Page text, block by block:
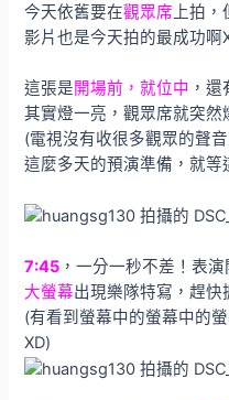
今天依舊要在觀眾席 上拍
影片也是今天拍的最成功啊
這張是開場前，就位中 ，
其實燈一亮，觀眾席就突
(電視沒有收很多觀眾的聲
這麼多天的預演準備，就等
7:45 ，一分一秒不差！表演
大螢幕出現樂隊特寫，趕快
(有看到螢幕中的螢幕中的
XD)